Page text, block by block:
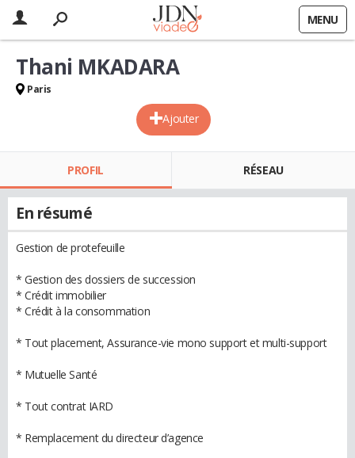
MENU
Ajouter
Thani MKADARA
Paris
PROFIL RÉSEAU
En résumé
Gestion de protefeuille
* Gestion des dossiers de succession
* Crédit immobilier
* Crédit à la consommation
* Tout placement, Assurance-vie mono support et multi-support
* Mutuelle Santé
* Tout contrat IARD
* Remplacement du directeur d’agence